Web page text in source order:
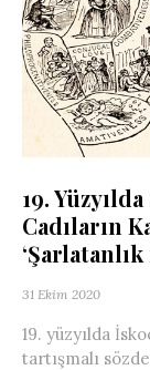
19.
Cadıların
31 Ekim 2020
19. yüzyılda
tartışmalı